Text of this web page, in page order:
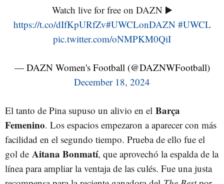
Watch live for free on DAZN ▶️
https://t.co/dIfKpURfZv#UWCLonDAZN #UWCL
pic.twitter.com/oNMPKM0QiI
— DAZN Women's Football (@DAZNWFootball)
December 18, 2024
El tanto de Pina supuso un alivio en el Barça
Femenino. Los espacios empezaron a aparecer con más
facilidad en el segundo tiempo. Prueba de ello fue el
gol de Aitana Bonmatí, que aprovechó la espalda de la
línea para ampliar la ventaja de las culés. Fue una justa